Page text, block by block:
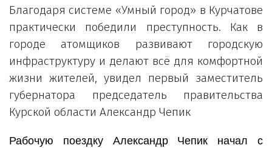
Благодаря системе «Умный город» в Курчатове
практически победили преступность. Как в
городе атомщиков развивают городскую
инфраструктуру и делают всё для комфортной
жизни жителей, увидел первый заместитель
губернатора председатель правительства
Курской области Александр Чепик
Рабочую поездку Александр Чепик начал с